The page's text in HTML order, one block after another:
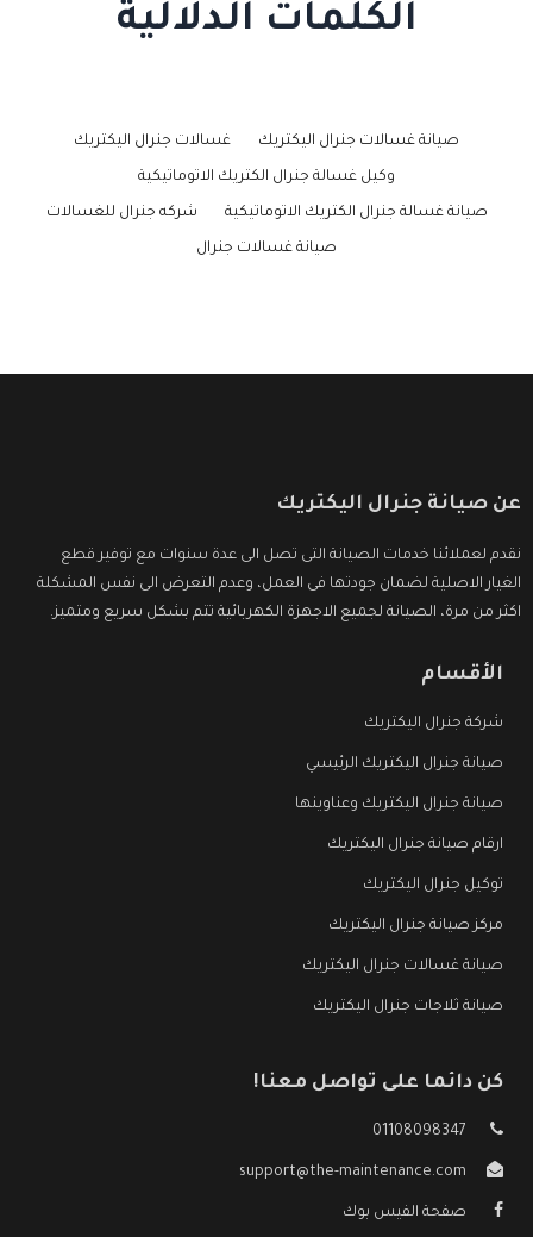
الكلمات الدلالية
صيانة غسالات جنرال اليكتريك غسالات جنرال اليكتريك
وكيل غسالة جنرال الكتريك الاتوماتيكية
صيانة غسالة جنرال الكتريك الاتوماتيكية شركه جنرال للغسالات
صيانة غسالات جنرال
عن صيانة جنرال اليكتريك
نقدم لعملائنا خدمات الصيانة التى تصل الى عدة سنوات مع توفير قطع
الغيار الاصلية لضمان جودتها فى العمل، وعدم التعرض الى نفس المشكلة
اكثر من مرة، الصيانة لجميع الاجهزة الكهربائية تتم بشكل سريع ومتميز.
الأقسام
شركة جنرال اليكتريك
صيانة جنرال اليكتريك الرئيسي
صيانة جنرال اليكتريك وعناوينها
ارقام صيانة جنرال اليكتريك
توكيل جنرال اليكتريك
مركز صيانة جنرال اليكتريك
صيانة غسالات جنرال اليكتريك
صيانة ثلاجات جنرال اليكتريك
كن دائما على تواصل معنا!
01108098347
support@the-maintenance.com
صفحة الفيس بوك